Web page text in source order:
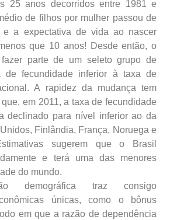
25 anos decorridos entre 1981 e
de filhos por mulher passou de
e a expectativa de vida ao nascer
que 10 anos! Desde então, o
parte de um seleto grupo de
de fecundidade inferior à taxa de
A rapidez da mudança tem
em 2011, a taxa de fecundidade
declinado para nível inferior ao da
Finlândia, França, Noruega e
sugerem que o Brasil
e terá uma das menores
do mundo.
demográfica traz consigo
únicas, como o bônus
em que a razão de dependência